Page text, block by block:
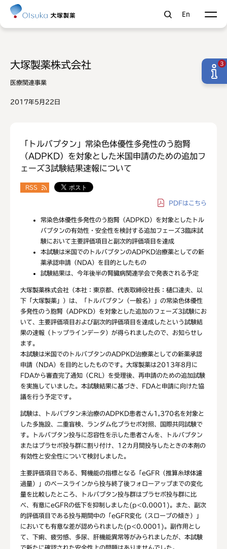
En
大塚製薬株式会社
医療関連事業
2017年5月22日
「トルバプタン」常染色体優性多発性のう胞腎
（ADPKD）を対象とした米国申請のための追加フ
ェーズ3試験結果速報について
RSS
PDFはこちら
常染色体優性多発性のう胞腎（ADPKD）を対象としたトル
バプタンの有効性・安全性を検討する追加フェーズ3臨床試
験において主要評価項目と副次的評価項目を達成
本試験は米国でのトルバプタンのADPKD治療薬としての新
薬承認申請（NDA）を目的としたもの
試験結果は、今年後半の腎臓病関連学会で発表される予定
大塚製薬株式会社（本社：東京都、代表取締役社長：樋口達夫、以
下「大塚製薬」）は、「トルバプタン（一般名）」の常染色体優性
多発性のう胞腎（ADPKD）を対象とした追加のフェーズ3試験にお
いて、主要評価項目および副次的評価項目を達成したという試験結
果の速報（トップラインデータ）が得られましたので、お知らせし
ます。
本試験は米国でのトルバプタンのADPKD治療薬としての新薬承認
申請（NDA）を目的としたものです。大塚製薬は2013年8月に
FDAから審査完了通知（CRL）を受理後、再申請のための追加試験
を実施していました。本試験結果に基づき、FDAと申請に向けた協
議を行う予定です。
試験は、トルバプタン未治療のADPKD患者さん1,370名を対象と
した多施設、二重盲検、ランダム化プラセボ対照、国際共同試験で
す。トルバプタン投与に忍容性を示した患者さんを、トルバプタン
またはプラセボ投与群に割り付け、12カ月間投与したときの本剤の
有効性と安全性について検討しました。
主要評価項目である、腎機能の指標となる「eGFR（推算糸球体濾
過量）」のベースラインから投与終了後フォローアップまでの変化
量を比較したところ、トルバプタン投与群はプラセボ投与群に比
べ、有意にeGFRの低下を抑制しました(p<0.0001)。また、副次
的評価項目である投与期間中の「eGFR変化（スロープの傾き）」
においても有意な差が認められました(p<0.0001)。副作用とし
て、下痢、疲労感、多尿、肝機能異常等がみられましたが、本試験
で新たに確認された安全性上の問題はありませんでした。
3